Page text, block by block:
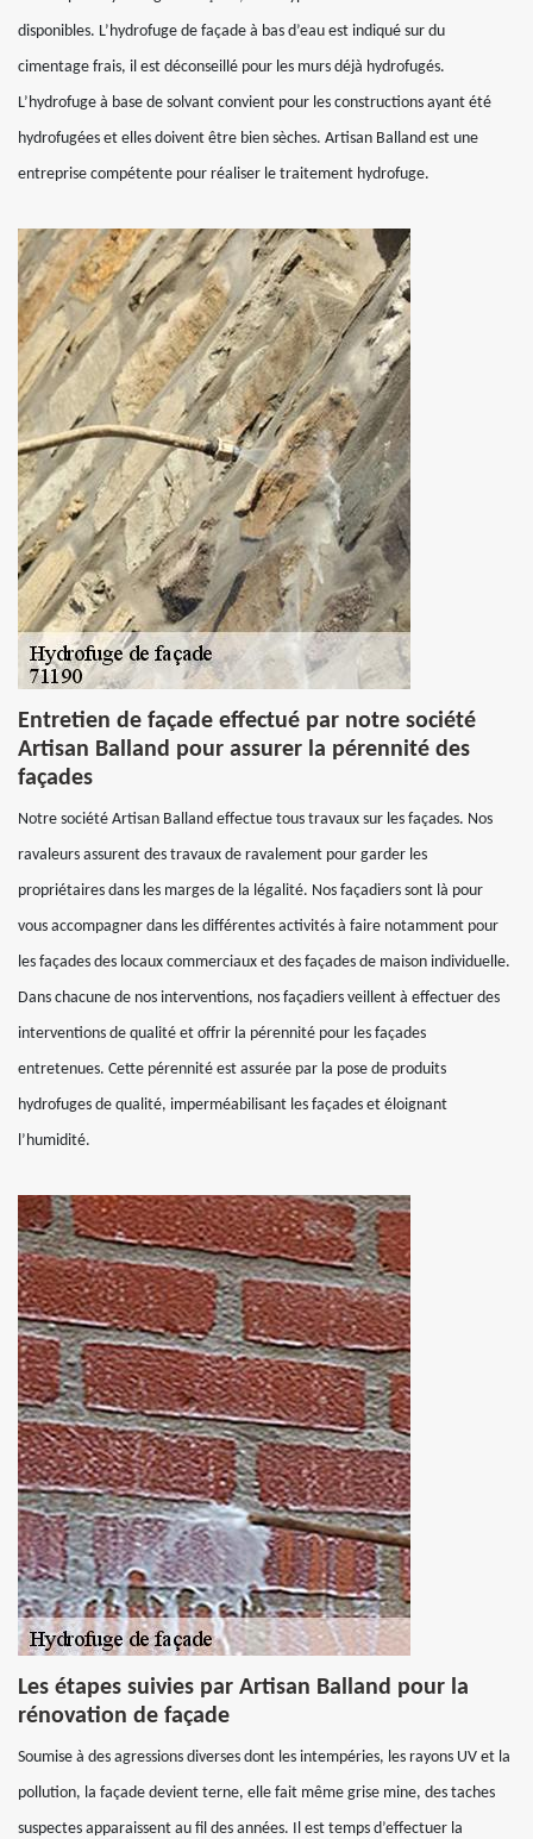
disponibles. L’hydrofuge de façade à bas d’eau est indiqué sur du
cimentage frais, il est déconseillé pour les murs déjà hydrofugés.
L’hydrofuge à base de solvant convient pour les constructions ayant été
hydrofugées et elles doivent être bien sèches. Artisan Balland est une
entreprise compétente pour réaliser le traitement hydrofuge.
Entretien de façade effectué par notre société
Artisan Balland pour assurer la pérennité des
façades
Notre société Artisan Balland effectue tous travaux sur les façades. Nos
ravaleurs assurent des travaux de ravalement pour garder les
propriétaires dans les marges de la légalité. Nos façadiers sont là pour
vous accompagner dans les différentes activités à faire notamment pour
les façades des locaux commerciaux et des façades de maison individuelle.
Dans chacune de nos interventions, nos façadiers veillent à effectuer des
interventions de qualité et offrir la pérennité pour les façades
entretenues. Cette pérennité est assurée par la pose de produits
hydrofuges de qualité, imperméabilisant les façades et éloignant
l’humidité.
Les étapes suivies par Artisan Balland pour la
rénovation de façade
Soumise à des agressions diverses dont les intempéries, les rayons UV et la
pollution, la façade devient terne, elle fait même grise mine, des taches
suspectes apparaissent au fil des années. Il est temps d’effectuer la